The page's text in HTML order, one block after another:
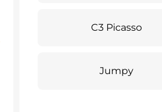
C3 Picasso
Jumpy